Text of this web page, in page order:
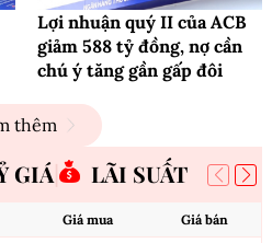
Lợi nhuận quý II của ACB
giảm 588 tỷ đồng, nợ cần
chú ý tăng gần gấp đôi
thêm
GIÁ LÃI SUẤT
Giá mua Giá bán